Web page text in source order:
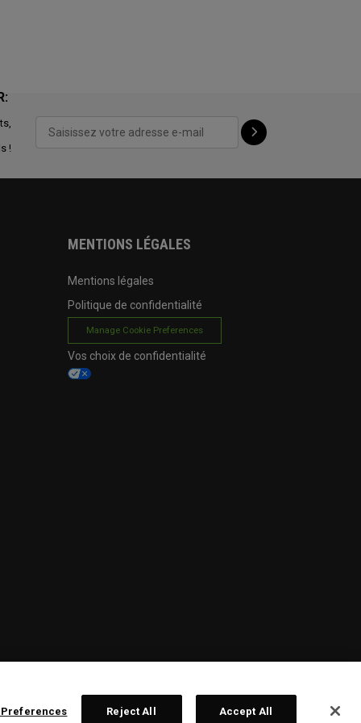
!
MENTIONS LÉGALES
Mentions légales
Politique de confidentialité
Manage Cookie Preferences
Vos choix de confidentialité
Preferences Reject All Accept All